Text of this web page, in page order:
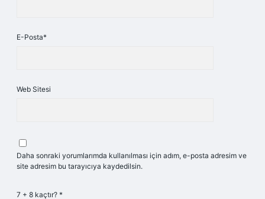
E-Posta*
Web Sitesi
Daha sonraki yorumlarımda kullanılması için adım, e-posta adresim ve
site adresim bu tarayıcıya kaydedilsin.
7 + 8 kaçtır? *